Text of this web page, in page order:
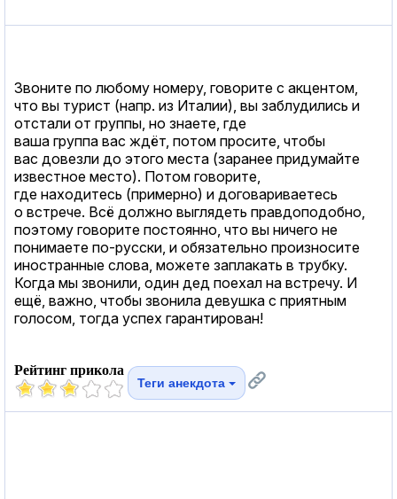
Звоните по любому номеру, говорите с акцентом,
что вы турист (напр. из Италии), вы заблудились и
отстали от группы, но знаете, где
ваша группа вас ждёт, потом просите, чтобы
вас довезли до этого места (заранее придумайте
известное место). Потом говорите,
где находитесь (примерно) и договариваетесь
о встрече. Всё должно выглядеть правдоподобно,
поэтому говорите постоянно, что вы ничего не
понимаете по-русски, и обязательно произносите
иностранные слова, можете заплакать в трубку.
Когда мы звонили, один дед поехал на встречу. И
ещё, важно, чтобы звонила девушка с приятным
голосом, тогда успех гарантирован!
Рейтинг прикола
Теги анекдота